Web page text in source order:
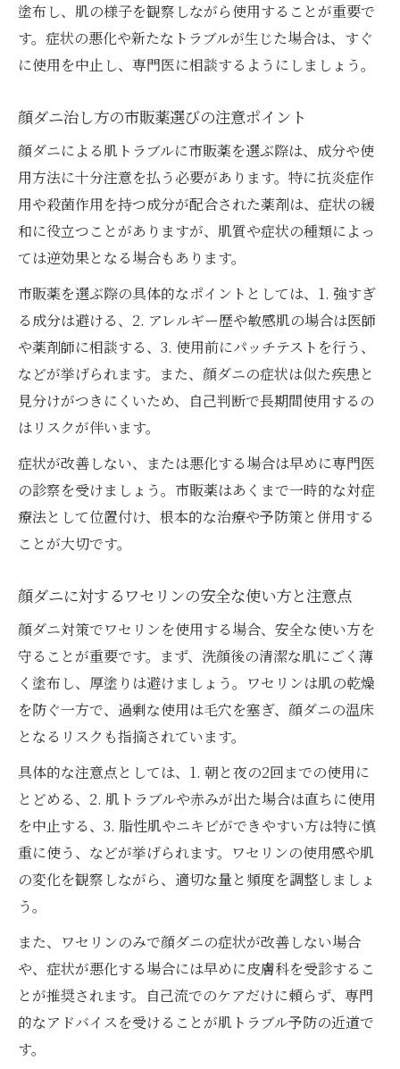
塗布し、肌の様子を観察しながら使用することが重要で
す。症状の悪化や新たなトラブルが生じた場合は、すぐ
に使用を中止し、専門医に相談するようにしましょう。
顔ダニ治し方の市販薬選びの注意ポイント
顔ダニによる肌トラブルに市販薬を選ぶ際は、成分や使
用方法に十分注意を払う必要があります。特に抗炎症作
用や殺菌作用を持つ成分が配合された薬剤は、症状の緩
和に役立つことがありますが、肌質や症状の種類によっ
ては逆効果となる場合もあります。
市販薬を選ぶ際の具体的なポイントとしては、1. 強すぎ
る成分は避ける、2. アレルギー歴や敏感肌の場合は医師
や薬剤師に相談する、3. 使用前にパッチテストを行う、
などが挙げられます。また、顔ダニの症状は似た疾患と
見分けがつきにくいため、自己判断で長期間使用するの
はリスクが伴います。
症状が改善しない、または悪化する場合は早めに専門医
の診察を受けましょう。市販薬はあくまで一時的な対症
療法として位置付け、根本的な治療や予防策と併用する
ことが大切です。
顔ダニに対するワセリンの安全な使い方と注意点
顔ダニ対策でワセリンを使用する場合、安全な使い方を
守ることが重要です。まず、洗顔後の清潔な肌にごく薄
く塗布し、厚塗りは避けましょう。ワセリンは肌の乾燥
を防ぐ一方で、過剰な使用は毛穴を塞ぎ、顔ダニの温床
となるリスクも指摘されています。
具体的な注意点としては、1. 朝と夜の2回までの使用に
とどめる、2. 肌トラブルや赤みが出た場合は直ちに使用
を中止する、3. 脂性肌やニキビができやすい方は特に慎
重に使う、などが挙げられます。ワセリンの使用感や肌
の変化を観察しながら、適切な量と頻度を調整しましょ
う。
また、ワセリンのみで顔ダニの症状が改善しない場合
や、症状が悪化する場合には早めに皮膚科を受診するこ
とが推奨されます。自己流でのケアだけに頼らず、専門
的なアドバイスを受けることが肌トラブル予防の近道で
す。